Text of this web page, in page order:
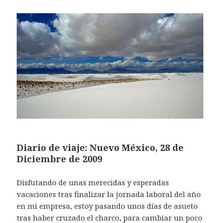
Diario de viaje: Nuevo México, 28 de
Diciembre de 2009
Disfutando de unas merecidas y esperadas
vacaciones tras finalizar la jornada laboral del año
en mi empresa, estoy pasando unos días de asueto
tras haber cruzado el charco, para cambiar un poco